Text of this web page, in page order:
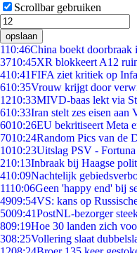
Scrollbar gebruiken
opslaan
110:46China boekt
3710:45XR blokkeert A12
410:41FIFA ziet kritiek op
610:35Vrouw krijgt door
1210:33MIVD-baas lekt via
610:33Iran stelt zes eisen
6010:26EU bekritiseert Meta
7010:24Random Pics van de
1010:23Uitslag PSV - Fortuna
210:13Inbraak bij Haagse
410:09Nachtelijk
1110:06Geen 'happy end' bij
4909:54VS: kans op
5009:41PostNL-bezorger
809:19Hoe 30 landen zich
308:25Vollering slaat